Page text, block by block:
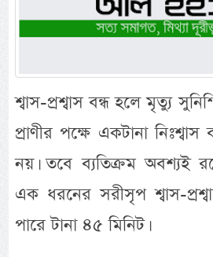
শ্বাস-প্রশ্বাস বন্ধ হলে মৃত্যু
প্রাণীর পক্ষে একটানা
নয়। তবে ব্যতিক্রম অবশ্যই
এক ধরনের সরীসৃপ শ্বাস-
পারে টানা ৪৫ মিনিট।